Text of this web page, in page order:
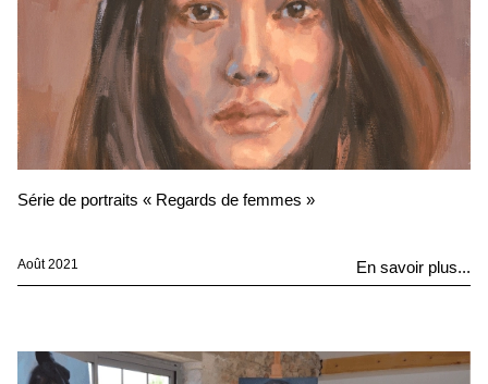
Série de portraits « Regards de femmes »
Août 2021 En savoir plus...